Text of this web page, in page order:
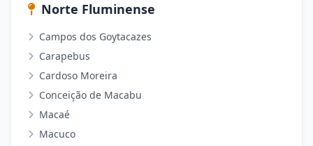
Norte Fluminense
Campos dos Goytacazes
Carapebus
Cardoso Moreira
Conceição de Macabu
Macaé
Macuco